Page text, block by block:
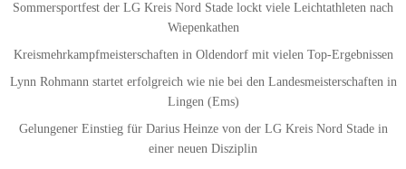
Sommersportfest der LG Kreis Nord Stade lockt viele Leichtathleten nach
Wiepenkathen
Kreismehrkampfmeisterschaften in Oldendorf mit vielen Top-Ergebnissen
Lynn Rohmann startet erfolgreich wie nie bei den Landesmeisterschaften in
Lingen (Ems)
Gelungener Einstieg für Darius Heinze von der LG Kreis Nord Stade in
einer neuen Disziplin